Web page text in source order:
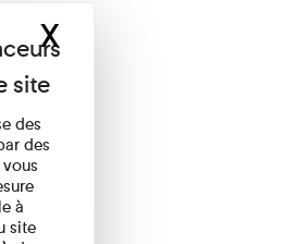
des
des
à
site
XMasquer le